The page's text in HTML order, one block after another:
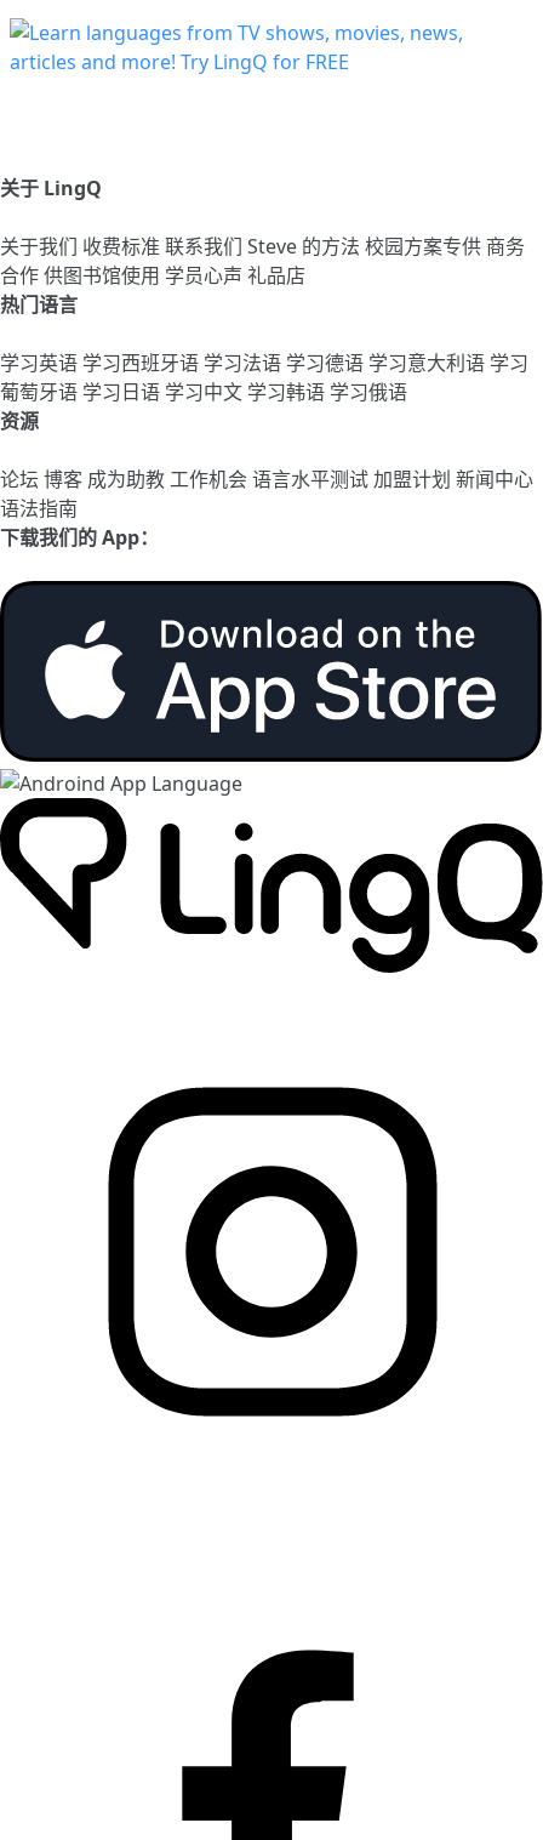
关于 LingQ
关于我们 收费标准 联系我们 Steve 的方法 校园方案专供 商务
合作供图书馆使用 学员心声 礼品店
热门语言
学习英语 学习西班牙语 学习法语 学习德语 学习意大利语 学习
葡萄牙语 学习日语 学习中文 学习韩语 学习俄语
资源
论坛 博客 成为助教工作机会语言水平测试加盟计划 新闻中心
语法指南
下载我们的 App：